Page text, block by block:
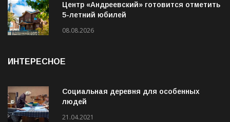
Центр «Андреевский» готовится отметить
5-летний юбилей
08.08.2026
ИНТЕРЕСНОЕ
Социальная деревня для особенных
людей
21.04.2021